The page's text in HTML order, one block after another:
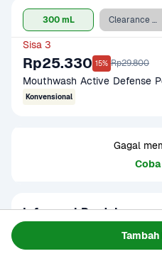
300 mL Clearance Sale - 300 mL
Sisa 3
Rp25.330 15% Rp29.800
Mouthwash Active Defense
Konvensional
Gagal
Informasi Produk
dari Pepsodent yang ringan,